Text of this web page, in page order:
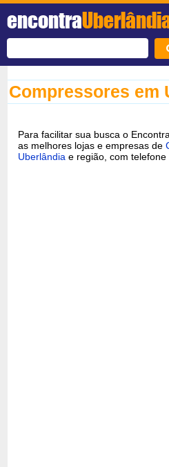
encontra
Compressores em
Para facilitar sua busca o
as melhores lojas e empresas de
Uberlândia e região, com telefone